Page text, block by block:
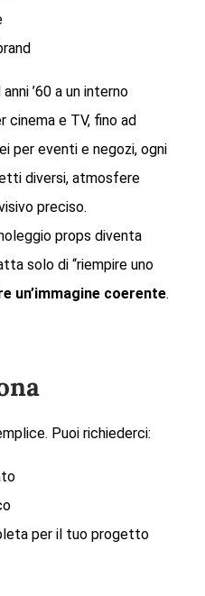
’60 a un interno
cinema e TV, fino ad
per eventi e negozi, ogni
diversi, atmosfere
preciso.
props diventa
solo di “riempire uno
un’immagine coerente.
Puoi richiederci:
per il tuo progetto